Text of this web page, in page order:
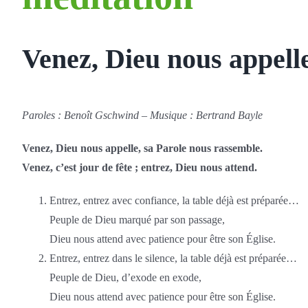
Venez, Dieu nous
Paroles : Benoît Gschwind – Musique : Bertrand Bayle
Venez, Dieu nous appelle, sa Parole nous rassemble.
Venez, c’est jour de fête ; entrez, Dieu nous attend.
Entrez, entrez avec confiance, la table déjà est préparée…
Peuple de Dieu marqué par son passage,
Dieu nous attend avec patience pour être son Église.
Entrez, entrez dans le silence, la table déjà est préparée…
Peuple de Dieu, d’exode en exode,
Dieu nous attend avec patience pour être son Église.